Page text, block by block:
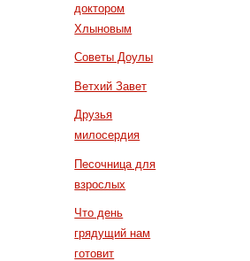
доктором
Хлыновым
Советы Доулы
Ветхий Завет
Друзья
милосердия
Песочница для
взрослых
Что день
грядущий нам
готовит